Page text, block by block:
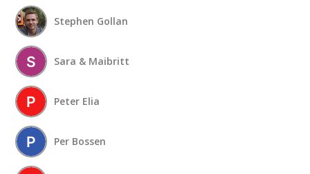
Stephen Gollan
Sara & Maibritt
Peter Elia
Per Bossen